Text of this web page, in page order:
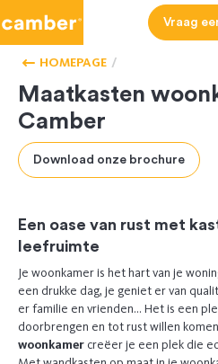
Vraag
HOMEPAGE
ONZE
KASTEN
Maatkasten
Camber
Download onze brochure
Een oase van rust met
leefruimte
Je woonkamer is het hart van je
een drukke dag, je geniet er van
er familie en vrienden… Het is een
doorbrengen en tot rust willen
woonkamer creëer je een plek die